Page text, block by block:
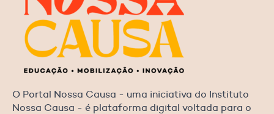
O Portal Nossa Causa - uma iniciativa do Instituto
Nossa Causa - é plataforma digital voltada para o